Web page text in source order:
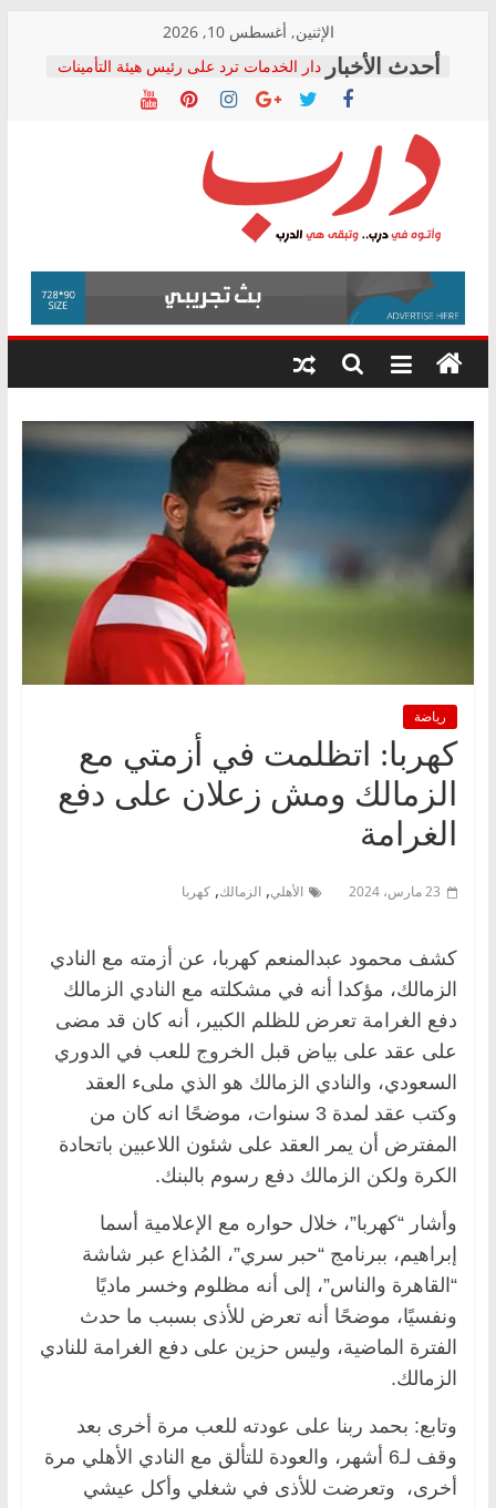
content
الإثنين, أغسطس 10, 2026
دار الخدمات ترد على رئيس هيئة التأمينات
بعد مؤتمره الصحفي: إنكار الأزمة لا ينهي
معاناة أصحاب المعاشات.. ونطالب بكشف
فرحات سليمان يكتب: القطاع الصحي إلى
أين؟
حزب التحالف الشعبي يطلق لجنة “الحق
في الصحة” بالإسكندرية لرصد الانتهاكات
ودعم المرضى
الوزاري لمدينة الصحفيين.. وانتهاء أعمال
إنشاء المبنى الإداري
المجلس القومي لحقوق الإنسان يعلن
متابعة قضية الدكتور محمد زهران.. ويؤكد:
قرينة البراءة وضمانات المحاكمة العادلة
درب
وأتوه
درب..
وتبقى
هي
رياضة
كهربا: اتظلمت في أزمتي مع
الزمالك ومش زعلان على دفع
الغرامة
23 مارس، 2024 الأهلي, الزمالك, كهربا
كشف محمود عبدالمنعم كهربا، عن أزمته مع النادي
الزمالك، مؤكدا أنه في مشكلته مع النادي الزمالك
دفع الغرامة تعرض للظلم الكبير، أنه كان قد مضى
على عقد على بياض قبل الخروج للعب في الدوري
السعودي، والنادي الزمالك هو الذي ملىء العقد
وكتب عقد لمدة 3 سنوات، موضحًا انه كان من
المفترض أن يمر العقد على شئون اللاعبين باتحادة
الكرة ولكن الزمالك دفع رسوم بالبنك.
وأشار “كهربا”، خلال حواره مع الإعلامية أسما
إبراهيم، ببرنامج “حبر سري”، المُذاع عبر شاشة
“القاهرة والناس”، إلى أنه مظلوم وخسر ماديًا
ونفسيًا، موضحًا أنه تعرض للأذى بسبب ما حدث
الفترة الماضية، وليس حزين على دفع الغرامة للنادي
الزمالك.
وتابع: بحمد ربنا على عودته للعب مرة أخرى بعد
وقف لـ6 أشهر، والعودة للتألق مع النادي الأهلي مرة
أخرى، وتعرضت للأذى في شغلي وأكل عيشي